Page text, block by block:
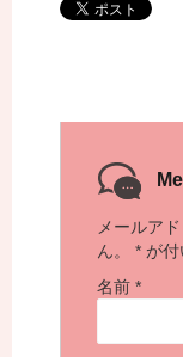
メールア
ん。
* が付
名前 *